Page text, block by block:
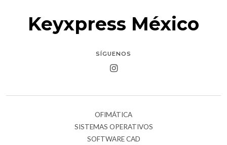
Keyxpress México
SÍGUENOS
OFIMÁTICA
SISTEMAS OPERATIVOS
SOFTWARE CAD